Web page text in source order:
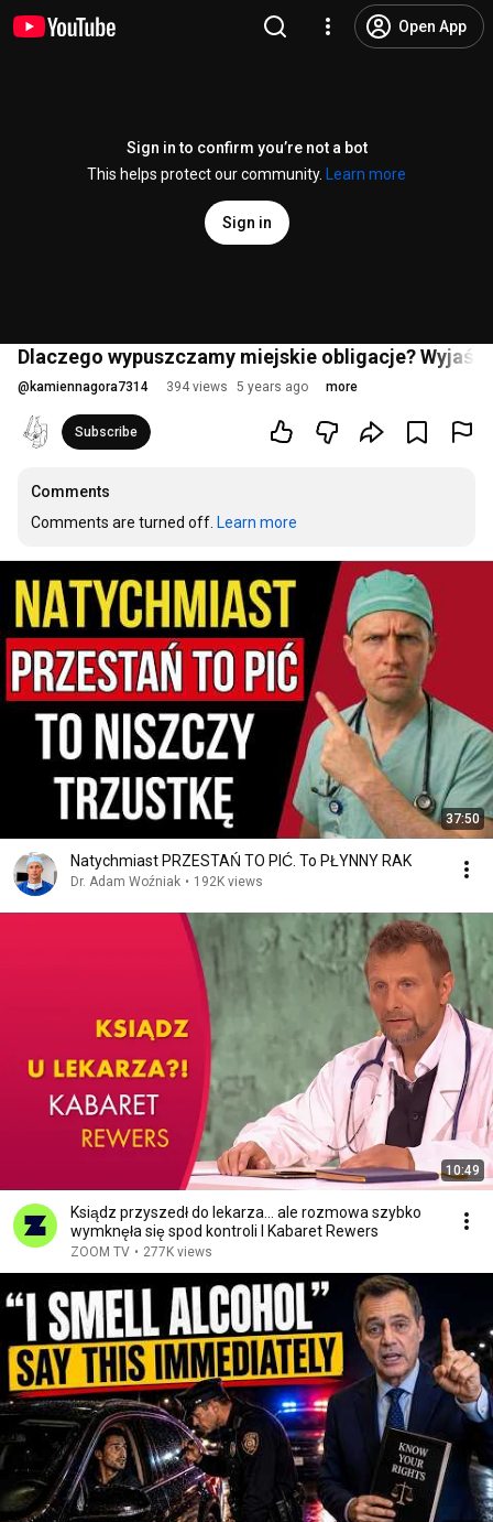
Open App
Sign in to confirm you’re not a bot
This helps protect our community.
Learn more
Sign in
Dlaczego wypuszczamy miejskie obligacje?
@ kamiennagora7314 394 views 5 years ago more
Subscribe
Comments
Comments are turned off. Learn more
37:50
Natychmiast PRZESTAŃ TO PIĆ. To PŁYNNY RAK
Dr. Adam Woźniak • 192K views
10:49
Ksiądz przyszedł do lekarza… ale rozmowa szybko
wymknęła się spod kontroli I Kabaret Rewers
ZOOM TV • 277K views